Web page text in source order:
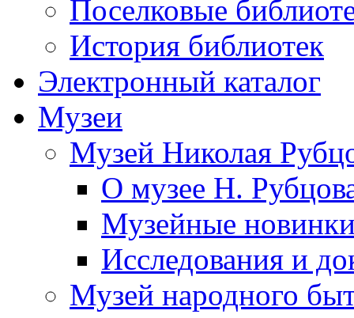
Поселковые
История библиотек
Электронный каталог
Музеи
Музей Николая
О музее Н.
Музейные
Исследования и
Музей народного